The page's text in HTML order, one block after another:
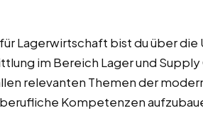
Lagerwirtschaft bist du über
im Bereich Lager und
relevanten Themen der
Kompetenzen